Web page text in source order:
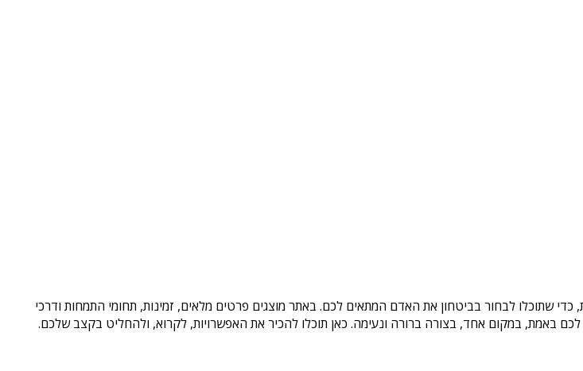
כדי שתוכלו לבחור בביטחון את האדם המתאים לכם. באתר מוצגים פרטים מלאים, זמינות, תחומי התמחות ודרכי
באמת, במקום אחד, בצורה ברורה ונעימה. כאן תוכלו להכיר את האפשרויות, לקרוא, ולהחליט בקצב שלכם.